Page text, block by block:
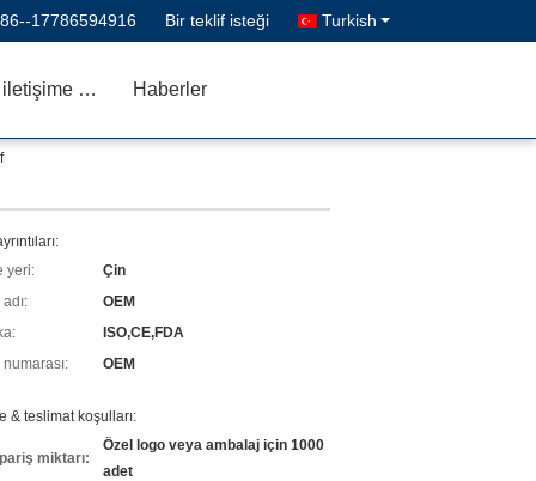
86--17786594916 Bir teklif isteği Turkish
Bizimle iletişime geçin Haberler
yeri:
Çin
OEM
ISO,CE,FDA
OEM
& teslimat koşulları:
miktarı:
Özel logo veya ambalaj için 1000
adet